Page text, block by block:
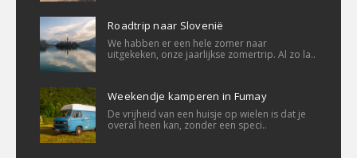
Roadtrip naar Slovenië
We habben er een hele zomer naar
uitgekeken, onze jaarlijkse zomertrip. Al zo la..
Weekendje kamperen in Fumay
De vrijheid van een huisje op wielen is dat je
overal heen kan, zonder een speci..